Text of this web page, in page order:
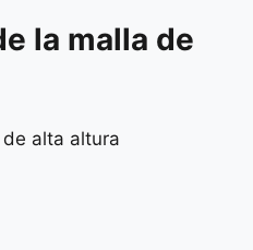
la malla de
alta altura